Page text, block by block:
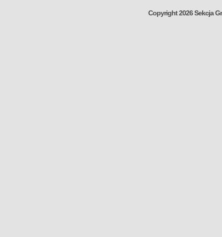
Copyright 2026 Sekcja